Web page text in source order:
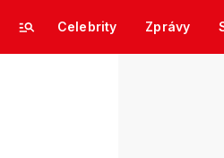
Celebrity Zprávy